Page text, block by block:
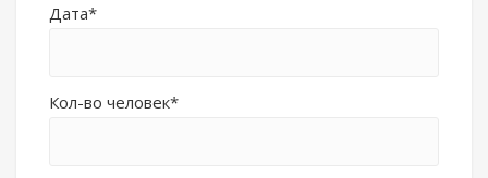
Дата*
Кол-во человек*